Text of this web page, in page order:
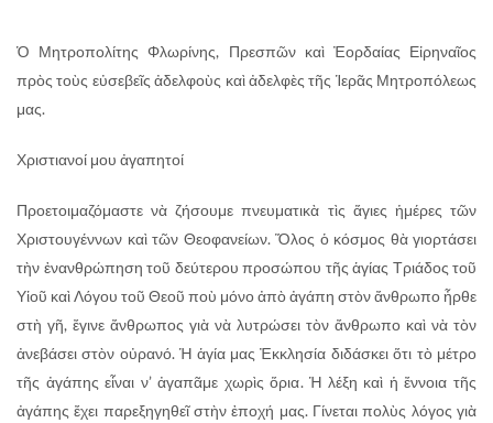
Ὁ Μητροπολίτης Φλωρίνης, Πρεσπῶν καὶ Ἐορδαίας Εἰρηναῖος
πρὸς τοὺς εὐσεβεῖς ἀδελφοὺς καὶ ἀδελφὲς τῆς Ἱερᾶς Μητροπόλεως
μας.
Χριστιανοί μου ἀγαπητοί
Προετοιμαζόμαστε νὰ ζήσουμε πνευματικὰ τὶς ἅγιες ἡμέρες τῶν
Χριστουγέννων καὶ τῶν Θεοφανείων. Ὅλος ὁ κόσμος θὰ γιορτάσει
τὴν ἐνανθρώπηση τοῦ δεύτερου προσώπου τῆς ἁγίας Τριάδος τοῦ
Υἱοῦ καὶ Λόγου τοῦ Θεοῦ ποὺ μόνο ἀπὸ ἀγάπη στὸν ἄνθρωπο ἦρθε
στὴ γῆ, ἔγινε ἄνθρωπος γιὰ νὰ λυτρώσει τὸν ἄνθρωπο καὶ νὰ τὸν
ἀνεβάσει στὸν οὐρανό. Ἡ ἁγία μας Ἐκκλησία διδάσκει ὅτι τὸ μέτρο
τῆς ἀγάπης εἶναι ν’ ἀγαπᾶμε χωρὶς ὅρια. Ἡ λέξη καὶ ἡ ἔννοια τῆς
ἀγάπης ἔχει παρεξηγηθεῖ στὴν ἐποχή μας. Γίνεται πολὺς λόγος γιὰ